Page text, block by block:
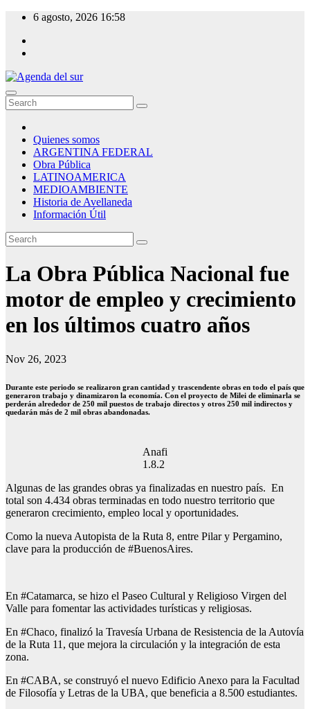
Skip
content
6 agosto, 2026 16:58
Agenda del sur
Quienes somos
ARGENTINA FEDERAL
Obra Pública
LATINOAMERICA
MEDIOAMBIENTE
Historia de Avellaneda
Información Útil
La Obra Pública Nacional fue
motor de empleo y crecimiento
en los últimos cuatro años
Nov 26, 2023
Durante este periodo se realizaron gran cantidad y trascendente obras en todo el país que
generaron trabajo y dinamizaron la economía. Con el proyecto de Milei de eliminarla se
perderán alrededor de 250 mil puestos de trabajo directos y otros 250 mil indirectos y
quedarán más de 2 mil obras abandonadas.
Anafi
1.8.2
Algunas de las grandes obras ya finalizadas en nuestro país. En
total son 4.434 obras terminadas en todo nuestro territorio que
generaron crecimiento, empleo local y oportunidades.
Como la nueva Autopista de la Ruta 8, entre Pilar y Pergamino,
clave para la producción de #BuenosAires.
En #Catamarca, se hizo el Paseo Cultural y Religioso Virgen del
Valle para fomentar las actividades turísticas y religiosas.
En #Chaco, finalizó la Travesía Urbana de Resistencia de la Autovía
de la Ruta 11, que mejora la circulación y la integración de esta
zona.
En #CABA, se construyó el nuevo Edificio Anexo para la Facultad
de Filosofía y Letras de la UBA, que beneficia a 8.500 estudiantes.